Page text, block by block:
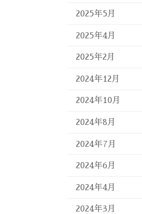
2025年5月
2025年4月
2025年2月
2024年12月
2024年10月
2024年8月
2024年7月
2024年6月
2024年4月
2024年3月